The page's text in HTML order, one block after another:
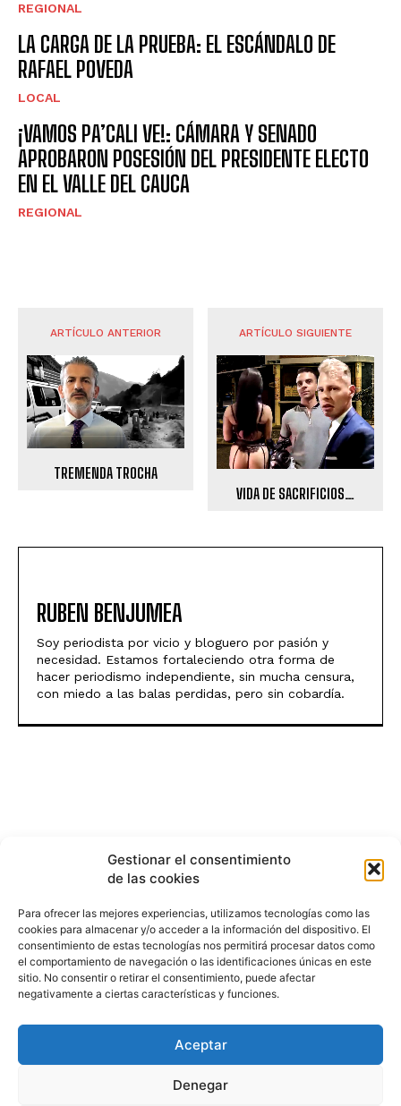
Gestionar el consentimiento
de las cookies
Para ofrecer las mejores experiencias, utilizamos tecnologías como las
cookies para almacenar y/o acceder a la información del dispositivo. El
consentimiento de estas tecnologías nos permitirá procesar datos como
el comportamiento de navegación o las identificaciones únicas en este
sitio. No consentir o retirar el consentimiento, puede afectar
negativamente a ciertas características y funciones.
Aceptar
Denegar
REGIONAL
LA CARGA DE LA PRUEBA: EL ESCÁNDALO DE
RAFAEL POVEDA
LOCAL
¡VAMOS PA’CALI VE!: CÁMARA Y SENADO
APROBARON POSESIÓN DEL PRESIDENTE ELECTO
EN EL VALLE DEL CAUCA
REGIONAL
ARTÍCULO ANTERIOR
TREMENDA TROCHA
ARTÍCULO SIGUIENTE
VIDA DE SACRIFICIOS…
RUBEN BENJUMEA
Soy periodista por vicio y bloguero por pasión y
necesidad. Estamos fortaleciendo otra forma de
hacer periodismo independiente, sin mucha censura,
con miedo a las balas perdidas, pero sin cobardía.
HISTORIA PODCAST